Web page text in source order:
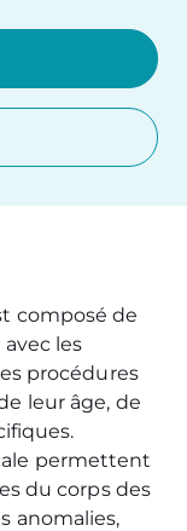
composé de
les
procédures
leur âge, de
permettent
du corps des
anomalies,